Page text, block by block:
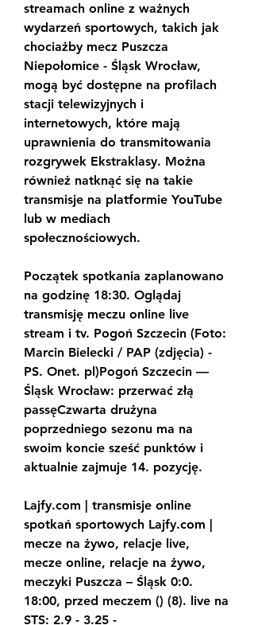
streamach online z ważnych
wydarzeń sportowych, takich jak
chociażby mecz Puszcza
Niepołomice - Śląsk Wrocław,
mogą być dostępne na profilach
stacji telewizyjnych i
internetowych, które mają
uprawnienia do transmitowania
rozgrywek Ekstraklasy. Można
również natknąć się na takie
transmisje na platformie YouTube
lub w mediach
społecznościowych.
Początek spotkania zaplanowano
na godzinę 18:30. Oglądaj
transmisję meczu online live
stream i tv. Pogoń Szczecin (Foto:
Marcin Bielecki / PAP (zdjęcia) -
PS. Onet. pl)Pogoń Szczecin —
Śląsk Wrocław: przerwać złą
passęCzwarta drużyna
poprzedniego sezonu ma na
swoim koncie sześć punktów i
aktualnie zajmuje 14. pozycję.
Lajfy.com | transmisje online
spotkań sportowych Lajfy.com |
mecze na żywo, relacje live,
mecze online, relacje na żywo,
meczyki Puszcza – Śląsk 0:0.
18:00, przed meczem () (8). live na
STS: 2.9 - 3.25 -